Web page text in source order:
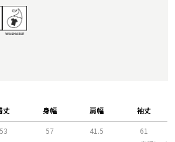
丈 身幅 肩幅 袖丈
53 57 41.5 61